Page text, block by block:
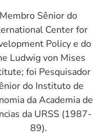
Membro Sênior do
Center for
Policy e do
Ludwig von Mises
foi Pesquisador
do Instituto de
da Academia de
da URSS (1987-
89).